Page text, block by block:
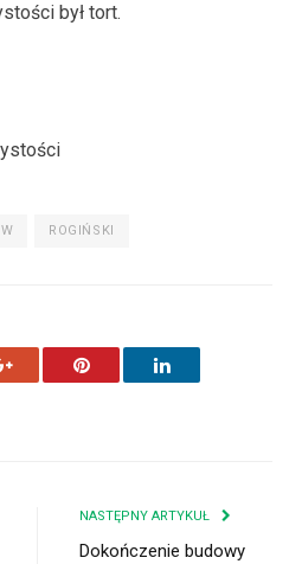
był tort.
ROGIŃSKI
Google+ Pinterest LinkedIn
NASTĘPNY ARTYKUŁ
Dokończenie budowy